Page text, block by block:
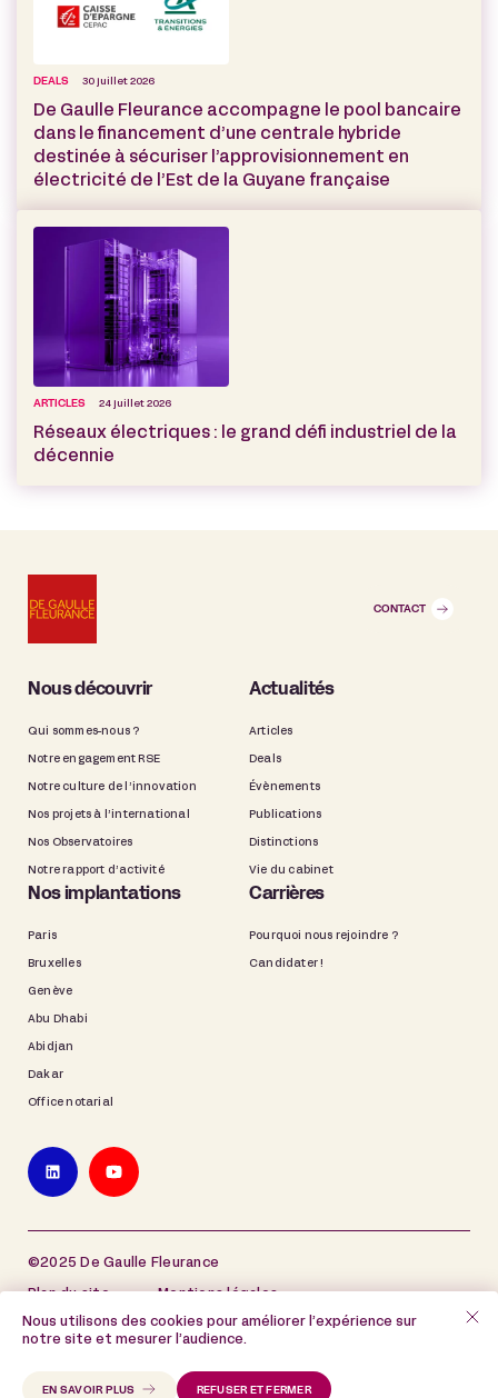
DEALS 30 juillet 2026
De Gaulle Fleurance accompagne le pool bancaire
dans le financement d’une centrale hybride
destinée à sécuriser l’approvisionnement en
électricité de l’Est de la Guyane française
ARTICLES 24 juillet 2026
Réseaux électriques : le grand défi industriel de la
décennie
CONTACT
Nous découvrir
Qui sommes-nous ?
Notre engagement RSE
Notre culture de l’innovation
Nos projets à l’international
Nos Observatoires
Notre rapport d’activité
Actualités
Articles
Deals
Évènements
Publications
Distinctions
Vie du cabinet
Nos implantations
Paris
Bruxelles
Genève
Abu Dhabi
Abidjan
Dakar
Office notarial
Carrières
Pourquoi nous rejoindre ?
Candidater !
©2025 De Gaulle Fleurance
Plan du site Mentions légales
Politique de protection des données à caractère
personnel
Nous utilisons des cookies pour améliorer l’expérience sur
notre site et mesurer l’audience.
REFUSER ET FERMER
EN SAVOIR PLUS